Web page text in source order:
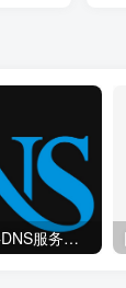
#2019#国内外公共DNS服务整理汇总-更快更安全更稳定本地DNS解析服务